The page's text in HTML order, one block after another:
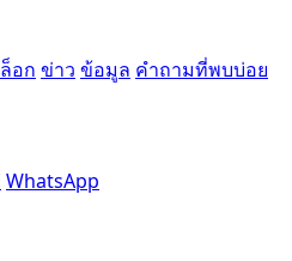
อก ข่าว ข้อมูล คำถามที่พบบ่อย
WhatsApp